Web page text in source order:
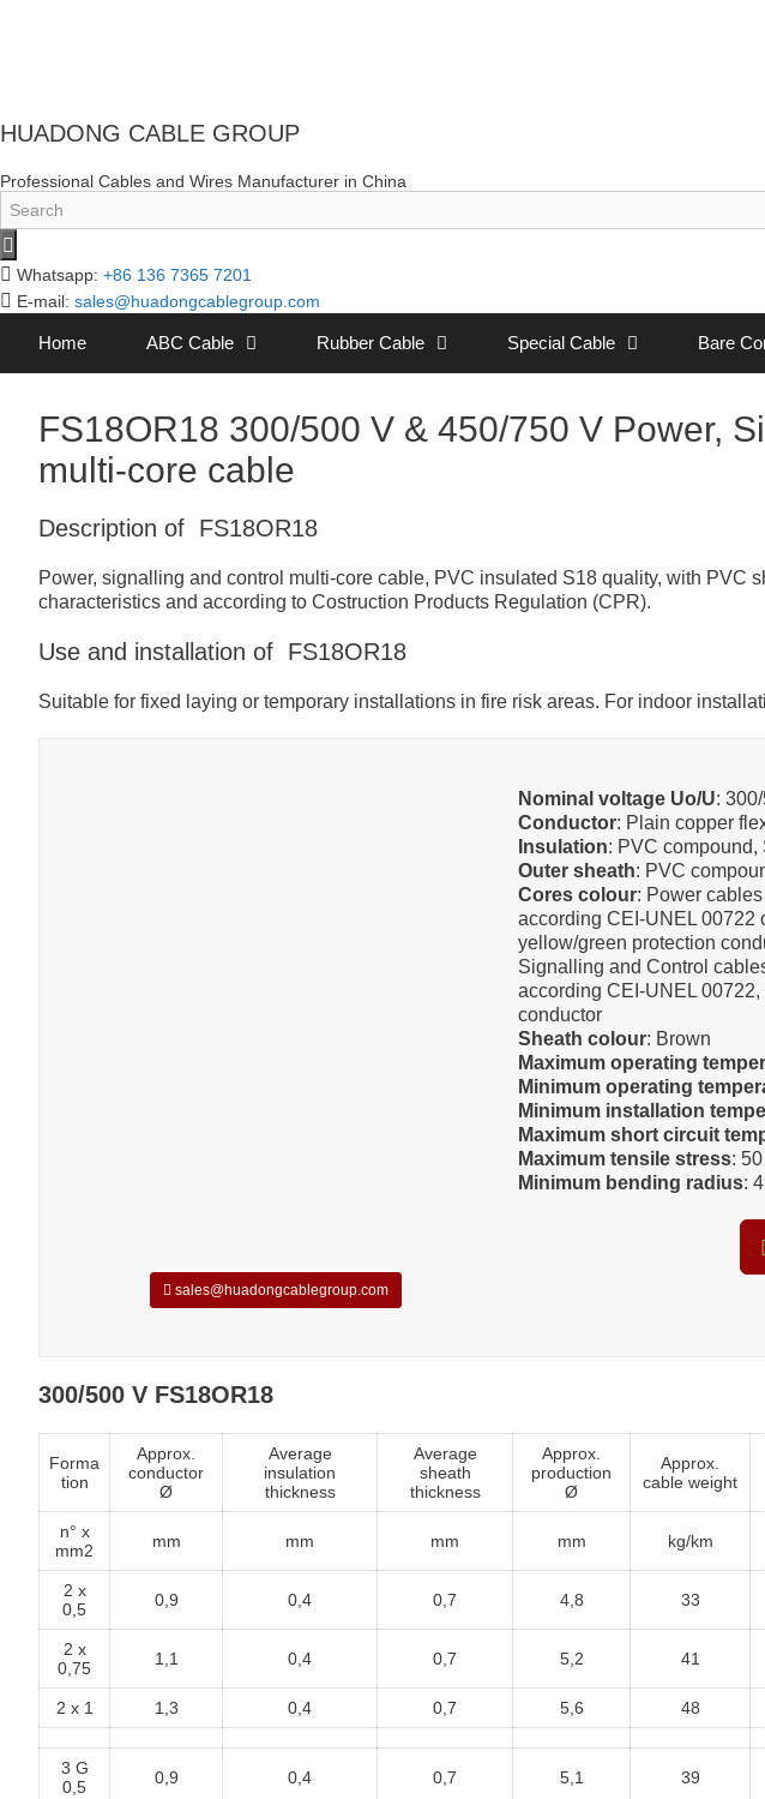
HUADONG CABLE GROUP
Professional Cables and Wires Manufacturer in China
Whatsapp: +86 136 7365 7201
E-mail: sales@huadongcablegroup.com
Home ABC Cable Rubber Cable Special Cable Bare
FS18OR18 300/500 V & 450/750 V Power,
multi-core cable
Description of FS18OR18
Power, signalling and control multi-core cable, PVC insulated S18 quality, with PVC
characteristics and according to Costruction Products Regulation (CPR).
Use and installation of FS18OR18
Suitable for fixed laying or temporary installations in fire risk areas. For indoor
sales@huadongcablegroup.com
Nominal voltage Uo/U:
Conductor: Plain copper
Insulation: PVC compound,
Outer sheath: PVC
Cores colour: Power
according CEI-UNEL 00722
yellow/green protection
Signalling and Control
according CEI-UNEL
conductor
Sheath colour: Brown
Maximum operating
Minimum operating
Minimum installation
Maximum short circuit
Maximum tensile stress:
Minimum bending radius:
300/500 V FS18OR18
Forma
tion
Approx.
conductor
Ø
Average
insulation
thickness
Average
sheath
thickness
Approx.
production
Ø
Approx.
cable weight
n° x
mm2
mm mm mm mm kg/km
2 x
0,5
0,9 0,4 0,7 4,8 33
2 x
0,75
1,1 0,4 0,7 5,2 41
2 x 1 1,3 0,4 0,7 5,6 48
3 G
0,5
0,9 0,4 0,7 5,1 39